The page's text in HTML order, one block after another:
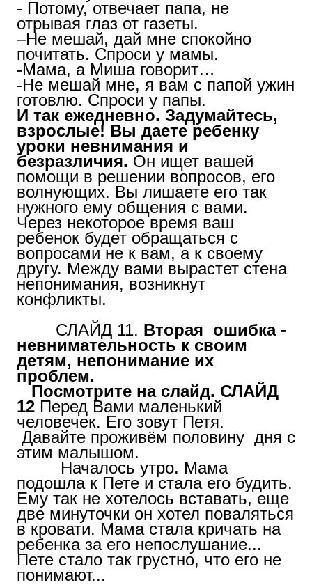
- Потому, отвечает папа, не
отрывая глаз от газеты.
–Не мешай, дай мне спокойно
почитать. Спроси у мамы.
-Мама, а Миша говорит…
-Не мешай мне, я вам с папой ужин
готовлю. Спроси у папы.
И так ежедневно. Задумайтесь,
взрослые! Вы даете ребенку
уроки невнимания и
безразличия. Он ищет вашей
помощи в решении вопросов, его
волнующих. Вы лишаете его так
нужного ему общения с вами.
Через некоторое время ваш
ребенок будет обращаться с
вопросами не к вам, а к своему
другу. Между вами вырастет стена
непонимания, возникнут
конфликты.
СЛАЙД 11. Вторая ошибка -
невнимательность к своим
детям, непонимание их
проблем.
Посмотрите на слайд. СЛАЙД
12 Перед Вами маленький
человечек. Его зовут Петя.
Давайте проживём половину дня с
этим малышом.
Началось утро. Мама
подошла к Пете и стала его будить.
Ему так не хотелось вставать, еще
две минуточки он хотел поваляться
в кровати. Мама стала кричать на
ребенка за его непослушание...
Пете стало так грустно, что его не
понимают...